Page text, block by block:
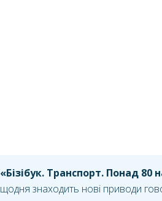
«Бізібук. Транспорт. Понад 80
щодня знаходить нові приводи